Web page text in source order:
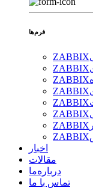
فرم‌ها
ZABBIX
ZABBIX
ZABBIX
ZABBIX
ZABBIX
ZABBIX
ZABBIX
ZABBIX
اخبار
مقالات
درباره‌ما
تماس با ما